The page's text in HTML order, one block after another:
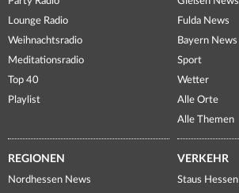
Lounge Radio
Weihnachtsradio
Meditationsradio
Top 40
Playlist
Fulda News
Bayern News
Sport
Wetter
Alle Orte
Alle Themen
REGIONEN
Nordhessen News
VERKEHR
Staus Hessen